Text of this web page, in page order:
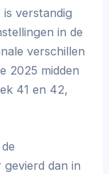
verstandig
in de
verschillen
2025 midden
41 en 42,
dan in